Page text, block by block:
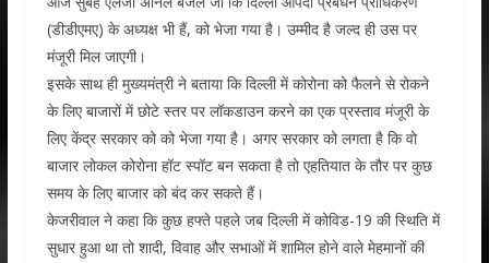
(डीडीएमए) के अध्यक्ष भी हैं, को भेजा गया है। उम्मीद है जल्द ही उस पर
मंजूरी मिल जाएगी।
इसके साथ ही मुख्यमंत्री ने बताया कि दिल्ली में कोरोना को फैलने से रोकने
के लिए बाजारों में छोटे स्तर पर लॉकडाउन करने का एक प्रस्ताव मंजूरी के
लिए केंद्र सरकार को को भेजा गया है। अगर सरकार को लगता है कि वो
बाजार लोकल कोरोना हॉट स्पॉट बन सकता है तो एहतियात के तौर पर कुछ
समय के लिए बाजार को बंद कर सकते हैं।
केजरीवाल ने कहा कि कुछ हफ्ते पहले जब दिल्ली में कोविड-19 की स्थिति में
सुधार हुआ था तो शादी, विवाह और सभाओं में शामिल होने वाले मेहमानों की